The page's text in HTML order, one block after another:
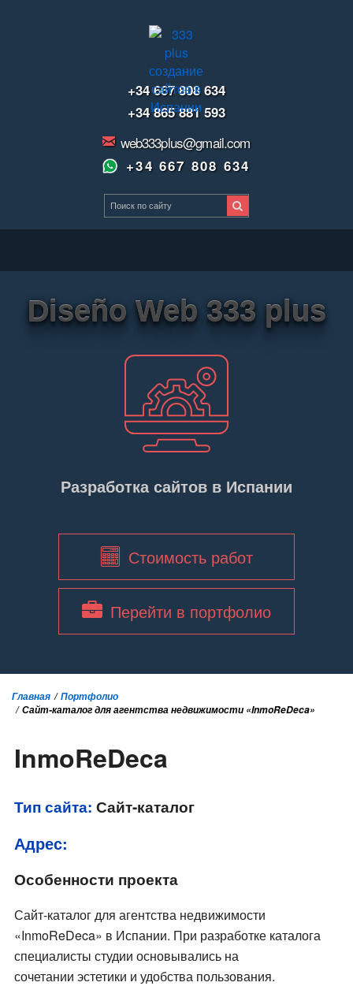
+34 667 808 634
+34 865 881 593
web333plus@gmail.com
+34 667 808 634
Diseño Web 333 plus
Разработка сайтов в Испании
Стоимость работ
Перейти в портфолио
Главная
Портфолио
Сайт-каталог для агентства недвижимости «InmoReDeca»
InmoReDeca
Тип сайта: Сайт-каталог
Адрес:
Особенности проекта
Сайт-каталог для агентства недвижимости
«InmoReDeca» в Испании. При разработке каталога
специалисты студии основывались на
сочетании эстетики и удобства пользования.